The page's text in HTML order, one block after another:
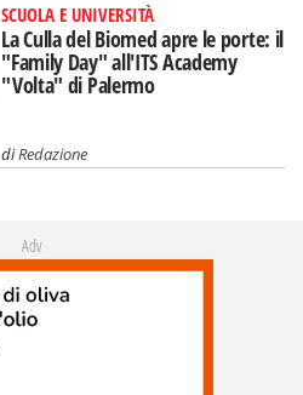
SCUOLA E UNIVERSITÀ
La Culla del Biomed apre le porte: il
"Family Day" all'ITS Academy
"Volta" di Palermo
diRedazione
Adv